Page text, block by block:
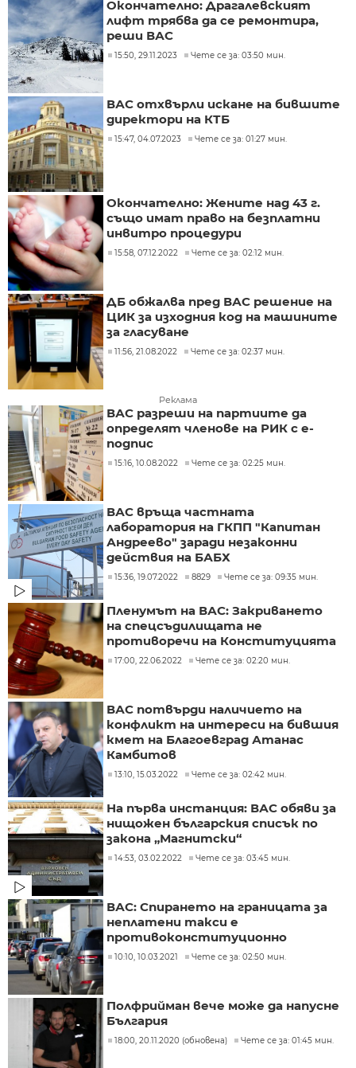
Окончателно: Драгалевският
лифт трябва да се ремонтира,
реши ВАС
15:50, 29.11.2023 Чете се за: 03:50 мин.
ВАС отхвърли искане на бившите
директори на КТБ
15:47, 04.07.2023 Чете се за: 01:27 мин.
Окончателно: Жените над 43 г.
също имат право на безплатни
инвитро процедури
15:58, 07.12.2022 Чете се за: 02:12 мин.
ДБ обжалва пред ВАС решение на
ЦИК за изходния код на машините
за гласуване
11:56, 21.08.2022 Чете се за: 02:37 мин.
Реклама
ВАС разреши на партиите да
определят членове на РИК с е-
подпис
15:16, 10.08.2022 Чете се за: 02:25 мин.
ВАС връща частната
лаборатория на ГКПП "Капитан
Андреево" заради незаконни
действия на БАБХ
15:36, 19.07.2022 8829 Чете се за: 09:35 мин.
Пленумът на ВАС: Закриването
на спецсъдилищата не
противоречи на Конституцията
17:00, 22.06.2022 Чете се за: 02:20 мин.
ВАС потвърди наличието на
конфликт на интереси на бившия
кмет на Благоевград Атанас
Камбитов
13:10, 15.03.2022 Чете се за: 02:42 мин.
На първа инстанция: ВАС обяви за
нищожен българския списък по
закона „Магнитски“
14:53, 03.02.2022 Чете се за: 03:45 мин.
ВАС: Спирането на границата за
неплатени такси е
противоконституционно
10:10, 10.03.2021 Чете се за: 02:50 мин.
Полфрийман вече може да напусне
България
18:00, 20.11.2020 (обновена) Чете се за: 01:45 мин.